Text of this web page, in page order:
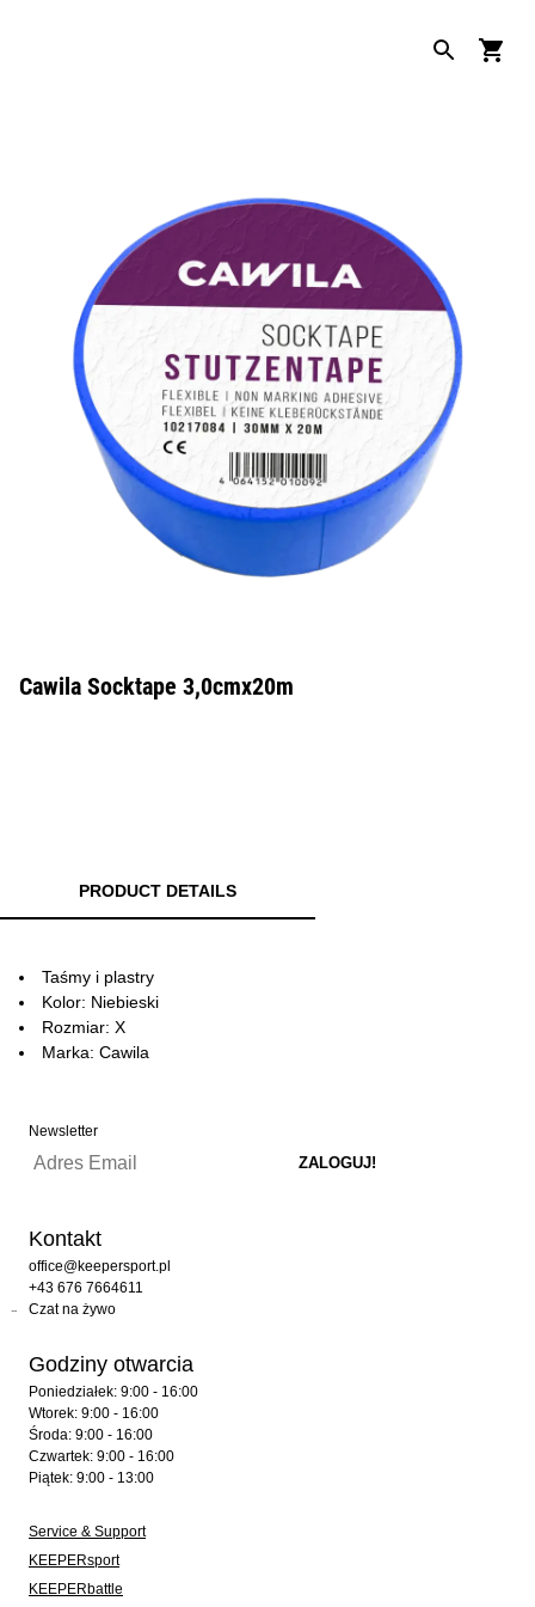
Cawila Socktape 3,0cmx20m
PRODUCT DETAILS
Taśmy i plastry
Kolor: Niebieski
Rozmiar: X
Marka: Cawila
Newsletter
Kontakt
office@keepersport.pl
+43 676 7664611
Czat na żywo
Godziny otwarcia
Poniedziałek: 9:00 - 16:00
Wtorek: 9:00 - 16:00
Środa: 9:00 - 16:00
Czwartek: 9:00 - 16:00
Piątek: 9:00 - 13:00
Service & Support
KEEPERsport
KEEPERbattle